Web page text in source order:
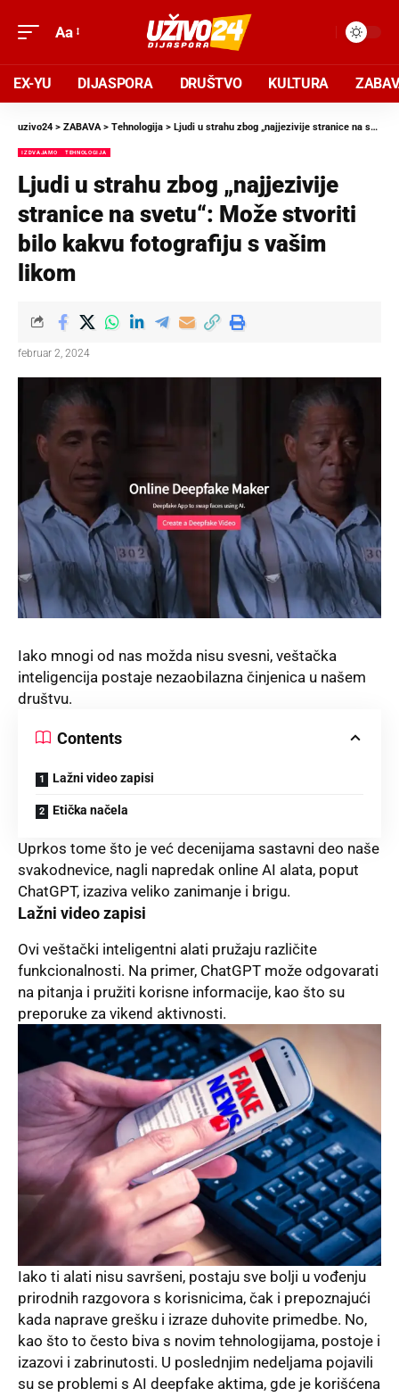
Aa
EX-YU DIJASPORA DRUŠTVO KULTURA
uzivo24 > ZABAVA> Tehnologija > Ljudi u strahu zbog „najjezivije stranice na svetu“: Može stvoriti bilo kakvu fotografiju s vašim likom
IZDVAJAMO TEHNOLOGIJA
Ljudi u strahu zbog „najjezivije
stranice na svetu“: Može stvoriti
bilo kakvu fotografiju s vašim
likom
februar 2, 2024
Iako mnogi od nas možda nisu svesni, veštačka
inteligencija postaje nezaobilazna činjenica u našem
društvu.
Contents
Lažni video zapisi
Etička načela
Uprkos tome što je već decenijama sastavni deo naše
svakodnevice, nagli napredak online AI alata, poput
ChatGPT, izaziva veliko zanimanje i brigu.
Lažni video zapisi
Ovi veštački inteligentni alati pružaju različite
funkcionalnosti. Na primer, ChatGPT može odgovarati
na pitanja i pružiti korisne informacije, kao što su
preporuke za vikend aktivnosti.
Iako ti alati nisu savršeni, postaju sve bolji u vođenju
prirodnih razgovora s korisnicima, čak i prepoznajući
kada naprave grešku i izraze duhovite primedbe. No,
kao što to često biva s novim tehnologijama, postoje i
izazovi i zabrinutosti. U poslednjim nedeljama pojavili
su se problemi s AI deepfake aktima, gde je korišćena